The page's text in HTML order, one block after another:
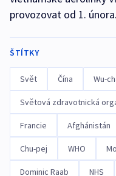
provozovat od 1. února.
ŠTÍTKY
Svět Čína Wu-
Světová zdravotnická
Francie Afghánistán
Chu-pej WHO
Dominic Raab NHS